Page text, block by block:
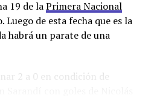
19 de laPrimera Nacional
de esta fecha que es la
habrá un parate de una
2 a 0 en condición de